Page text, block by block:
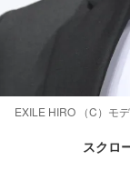
EXILE HIRO （C）モ
スクロ